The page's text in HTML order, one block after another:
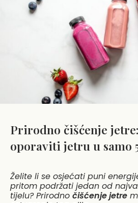
Prirodno čišćenje
oporaviti jetru u samo
Želite li se osjećati puni
pritom podržati jedan od
tijelu? Prirodno čišćenje jetre